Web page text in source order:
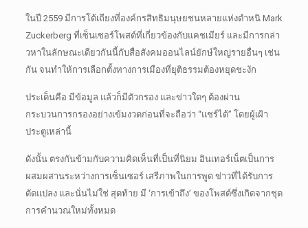
ในปี 2559 มีการโต้เถียงที่องค์กรสิทธิมนุษยชนหลายแห่งตำหนิ Mark
Zuckerberg ที่เซ็นเซอร์โพสต์ที่เกี่ยวข้องกับแคชเมียร์ และมีการกล่า
วหาในลักษณะเดียวกันนี้กับสื่อสังคมออนไลน์ยักษ์ใหญ่รายอื่นๆ เช่น
กัน จนทำให้การเลือกตั้งทางการเมืองที่ยุติธรรมต้องหยุดชะงัก
ประเด็นคือ มีข้อมูล แล้วก็มีตัวกรอง และข่าวใดๆ ต้องผ่าน
กระบวนการกรองอย่างเข้มงวดก่อนที่จะถือว่า “แชร์ได้” โดยผู้เฝ้า
ประตูเหล่านี้
ดังนั้น ตรงกันข้ามกับความคิดเห็นที่เป็นที่นิยม อินเทอร์เน็ตเป็นการ
ผสมผสานระหว่างการเซ็นเซอร์ เสรีภาพในการพูด ข่าวที่ได้รับการ
ดัดแปลง และนั่นไม่ใช่ สุดท้าย มี ‘การเข้าถึง’ ของโพสต์ซึ่งเกิดจากชุด
การคำนวณใหม่ทั้งหมด